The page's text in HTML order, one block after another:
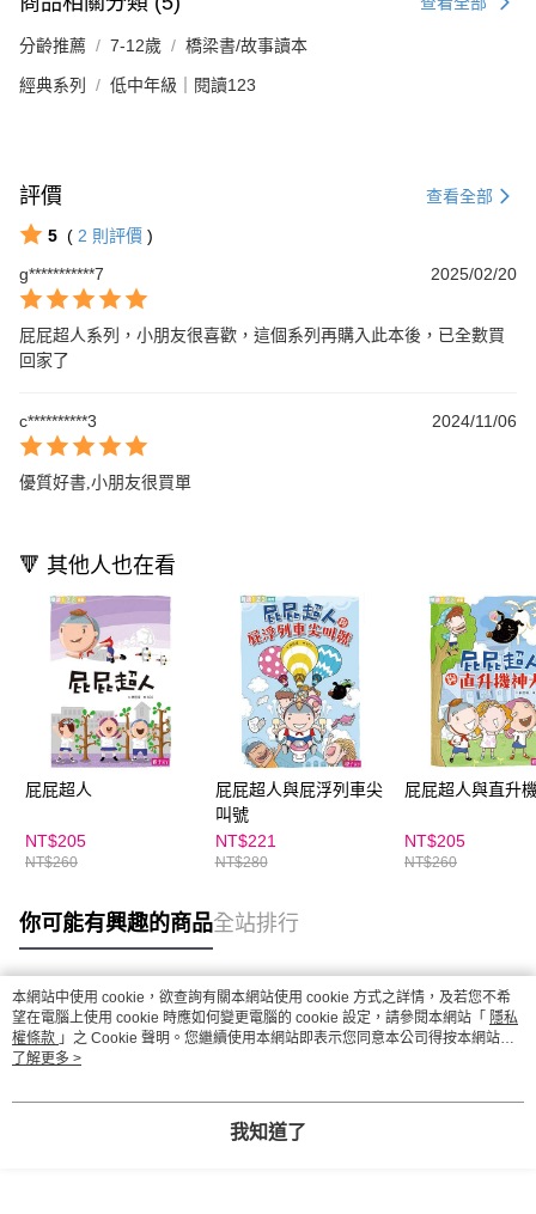
分齡推薦 7-12歲 橋梁書/故事讀本
經典系列 低中年級｜閱讀123
評價 查看全部
5 ( 2 則評價 )
g***********7
2025/02/20
屁屁超人系列，小朋友很喜歡，這個系列再購入此本後，已全數買
回家了
c**********3 2024/11/06
優質好書,小朋友很買單
🔻 其他人也在看
屁屁超人
NT$205
NT$260
屁屁超人與屁浮列車尖
叫號
NT$221
NT$280
屁屁超人與直升
NT$205
NT$260
你可能有興趣的商品全站排行
熱門標籤
本網站中使用 cookie，欲查詢有關本網站使用 cookie 方式之詳情，及若您不希
望在電腦上使用 cookie 時應如何變更電腦的 cookie 設定，請參閱本網站「 隱私
權條款 」之 Cookie 聲明。您繼續使用本網站即表示您同意本公司得按本網站使
用條款之 Cookie 聲明使用 cookie。
了解更多 >
我知道了